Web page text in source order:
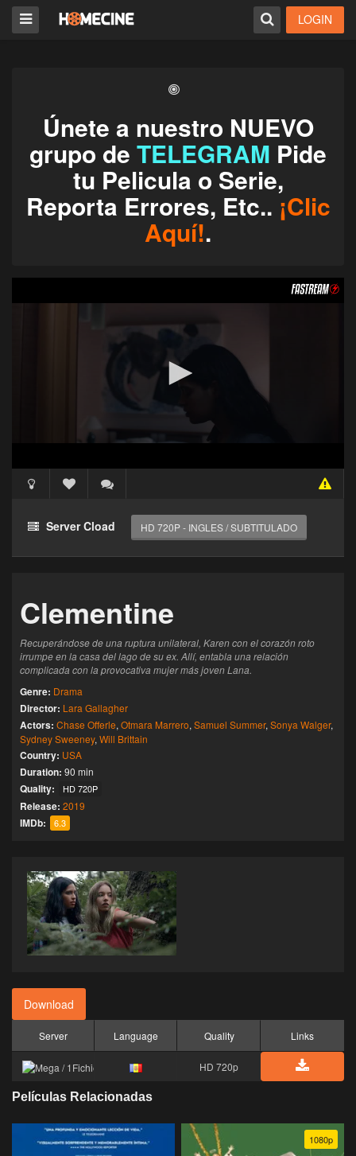
LOGIN
Únete a nuestro NUEVO
grupo de TELEGRAM Pide
tu Pelicula o Serie,
Reporta Errores, Etc.. ¡Clic
Aquí!.
Haz clic 3 veces en el botón para desbloquear este
reproductor
Clics: 0/3
Server Cload HD 720P - INGLES / SUBTITULADO
Clementine
Recuperándose de una ruptura unilateral, Karen con el corazón roto
irrumpe en la casa del lago de su ex. Allí, entabla una relación
complicada con la provocativa mujer más joven Lana.
Genre: Drama
Director: Lara Gallagher
Actors: Chase Offerle, Otmara Marrero, Samuel Summer, Sonya Walger,
Sydney Sweeney, Will Brittain
Country: USA
Duration: 90 min
Quality: HD 720P
Release: 2019
IMDb: 6.3
Download
Server Language Quality Links
HD 720p
Películas Relacionadas
1080p